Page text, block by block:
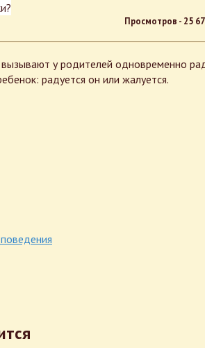
Просмотров - 25
у родителей одновременно
радуется он или жалуется.